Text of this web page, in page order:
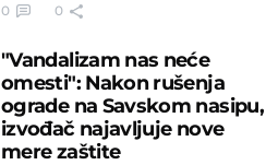
0 0
"Vandalizam nas neće
omesti": Nakon rušenja
ograde na Savskom nasipu,
izvođač najavljuje nove
mere zaštite